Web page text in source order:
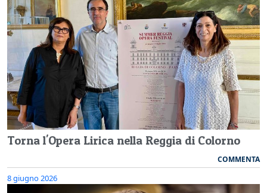
Torna l'Opera Lirica nella Reggia di Colorno
COMMENTA
8 giugno 2026